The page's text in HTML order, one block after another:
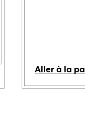
Aller à la